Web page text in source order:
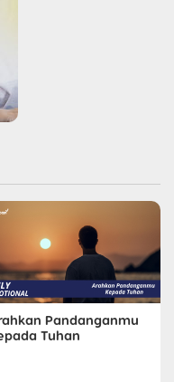
Pandanganmu
Tuhan